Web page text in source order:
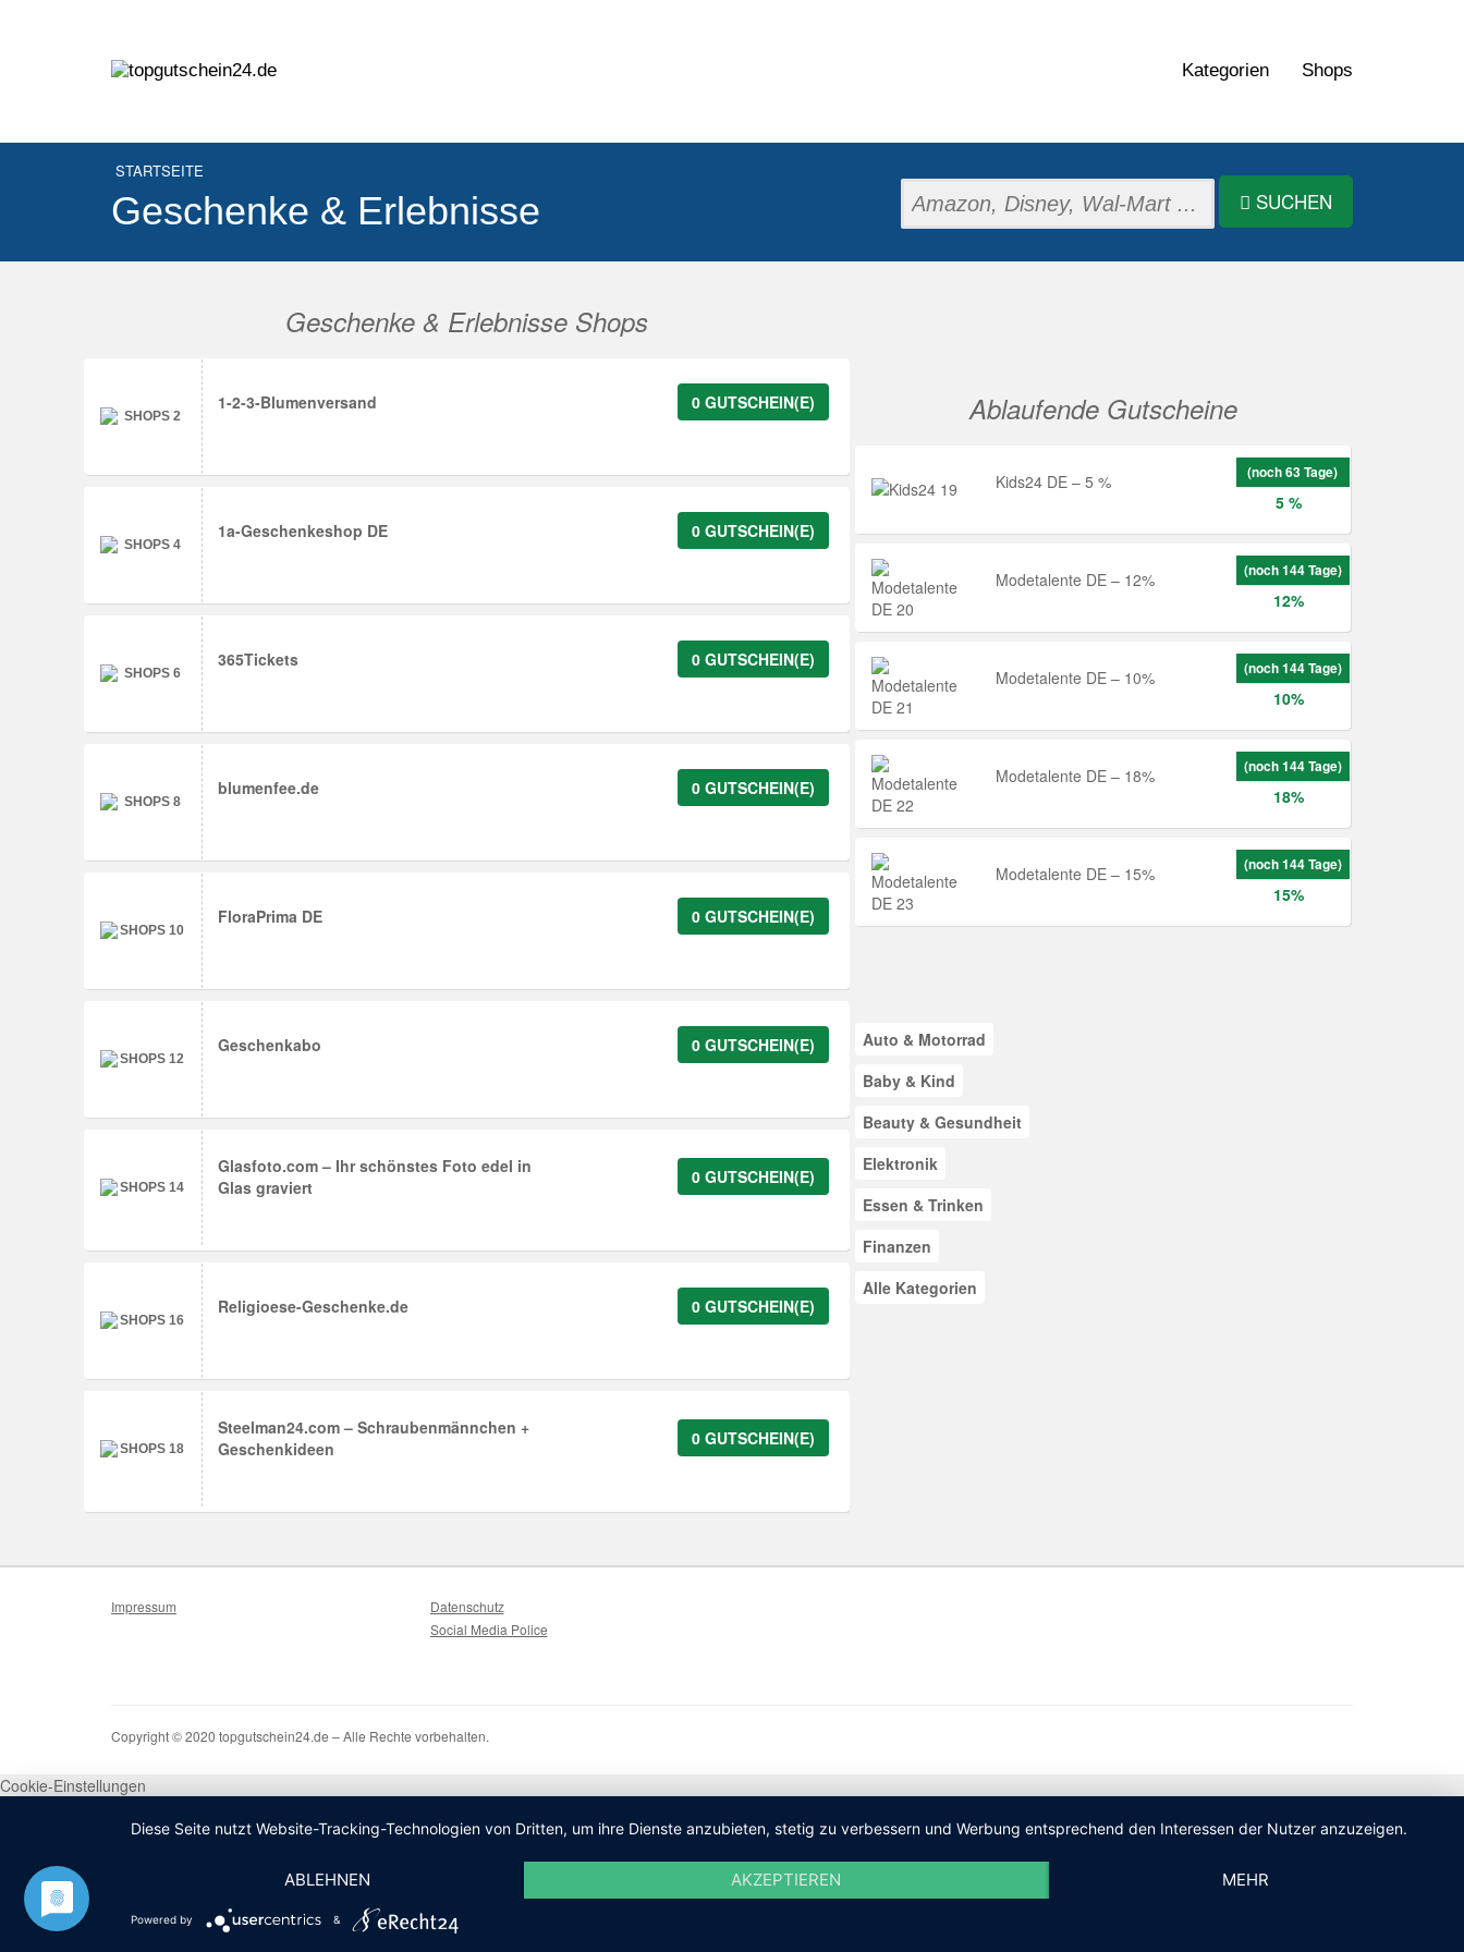
Kategorien Shops
STARTSEITE
Geschenke & Erlebnisse SUCHEN
Geschenke & Erlebnisse Shops
1-2-3-Blumenversand 0 GUTSCHEIN(E)
1a-Geschenkeshop DE 0 GUTSCHEIN(E)
365Tickets 0 GUTSCHEIN(E)
blumenfee.de 0 GUTSCHEIN(E)
FloraPrima DE 0 GUTSCHEIN(E)
Geschenkabo 0 GUTSCHEIN(E)
Glasfoto.com – Ihr schönstes Foto edel in
Glas graviert
0 GUTSCHEIN(E)
Religioese-Geschenke.de 0 GUTSCHEIN(E)
Steelman24.com – Schraubenmännchen +
Geschenkideen
0 GUTSCHEIN(E)
Ablaufende Gutscheine
Kids24 DE – 5 % (noch 63 Tage)
5 %
Modetalente DE – 12% (noch 144 Tage)
12%
Modetalente DE – 10% (noch 144 Tage)
10%
Modetalente DE – 18% (noch 144 Tage)
18%
Modetalente DE – 15% (noch 144 Tage)
15%
Auto & Motorrad
Baby & Kind
Beauty & Gesundheit
Elektronik
Essen & Trinken
Finanzen
Alle Kategorien
Impressum
Datenschutz
Social Media Police
Copyright © 2020 topgutschein24.de – Alle Rechte vorbehalten.
Cookie-Einstellungen
Diese Seite nutzt Website-Tracking-Technologien von Dritten, um ihre Dienste anzubieten, stetig zu verbessern und Werbung entsprechend den Interessen der Nutzer anzuzeigen.
ABLEHNEN AKZEPTIEREN MEHR
Powered by &